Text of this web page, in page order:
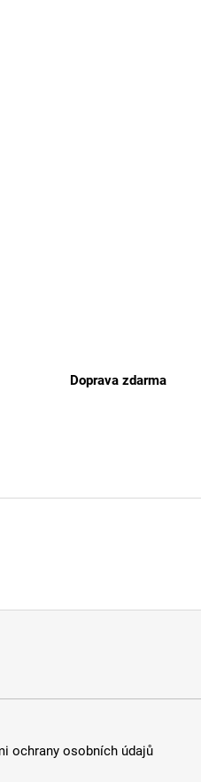
Doprava zdarma
ochrany osobních údajů